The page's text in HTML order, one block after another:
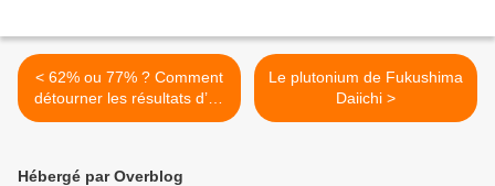
< 62% ou 77% ? Comment
détourner les résultats d’un
sondage
Le plutonium de Fukushima
Daiichi >
Hébergé par Overblog